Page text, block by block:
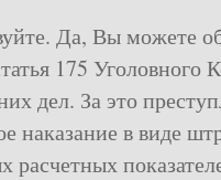
Да, Вы можете
175 Уголовного
дел. За это
наказание в виде
расчетных